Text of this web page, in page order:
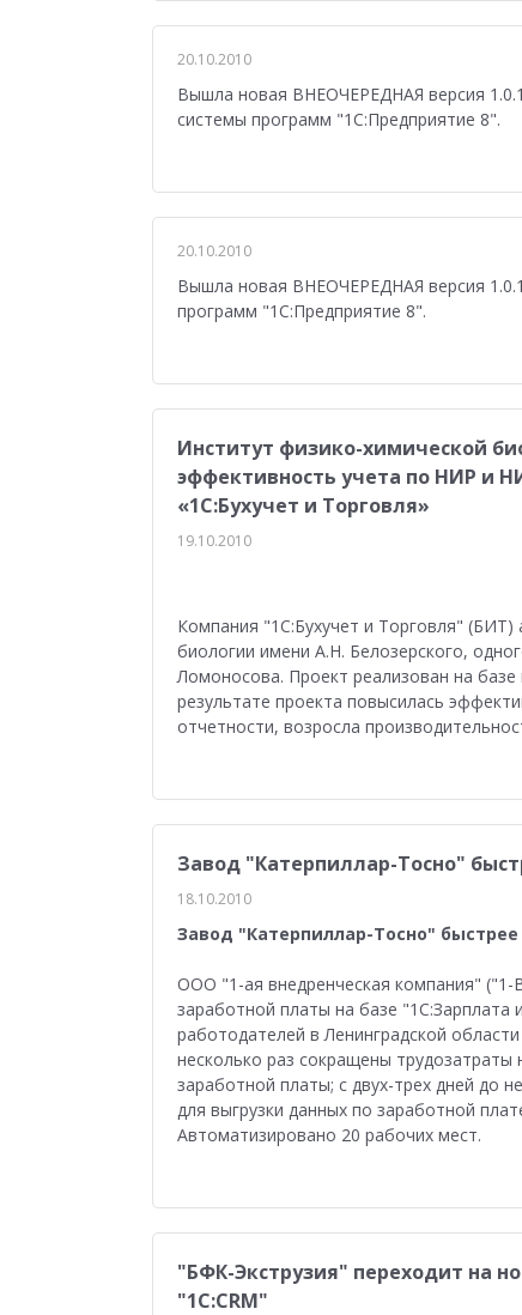
Изменения законодательства 1СПАРК
Повышение эффективности бизнеса
Медицина Бюджетные учреждения
1С:ERP Управление строительной
20.10.2010
Вышла новая ВНЕОЧЕРЕДНАЯ версия
системы программ "1С:Предприятие 8".
20.10.2010
Вышла новая ВНЕОЧЕРЕДНАЯ версия
программ "1С:Предприятие 8".
Институт физико-химической
эффективность учета по НИР и
«1С:Бухучет и Торговля»
19.10.2010
Компания "1С:Бухучет и Торговля" (БИТ)
биологии имени А.Н. Белозерского,
Ломоносова. Проект реализован на
результате проекта повысилась
отчетности, возросла
Завод "Катерпиллар-Тосно"
18.10.2010
Завод "Катерпиллар-Тосно"
ООО "1-ая внедренческая компания" ("1-
заработной платы на базе "1С:Зарплата
работодателей в Ленинградской
несколько раз сокращены трудозатраты
заработной платы; с двух-трех дней до
для выгрузки данных по заработной
Автоматизировано 20 рабочих мест.
"БФК-Экструзия" переходит на
"1С:CRM"